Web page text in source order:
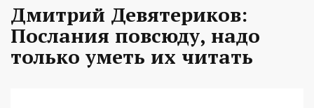
Дмитрий Девятериков:
Послания повсюду, надо
только уметь их читать